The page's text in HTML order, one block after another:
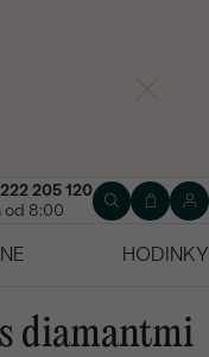
205 120
od 8:00
HODINKY
diamantmi